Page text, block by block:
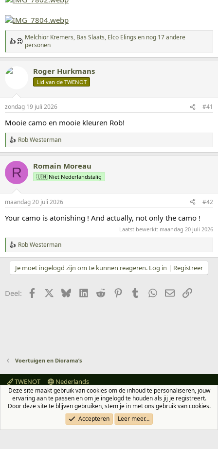
W
a
a
r
d
i
n
g
e
Melchior Kremers, Bas Slaats, Elco Elings en nog 17 andere
personen
Roger Hurkmans
Lid van de TWENOT
zondag 19 juli 2026 #41
Mooie camo en mooie kleuren Rob!
W
a
r
e
n
e
:
Rob Westerman
R Romain Moreau
🇺🇳 Niet Nederlandstalig
maandag 20 juli 2026 #42
Your camo is atonishing ! And actually, not only the camo !
Laatst bewerkt: maandag 20 juli 2026
W
a
a
r
Rob Westerman
Je moet ingelogd zijn om te kunnen reageren. Log in | Registreer
Deel: Facebook BlueskyLinkedIn
Reddit PinterestTumblrWhatsApp
E-mail
Voertuigen en Diorama’s
TWENOT
Nederlands
Contact
Voorwaarden en regels Privacybeleid
Help
Hoofdpagina
R
S
Community platform by XenForo® © 2010-2026 XenForo Ltd.
Deze site maakt gebruik van cookies om de inhoud te personaliseren, jouw
ervaring aan te passen en om je ingelogd te houden als jij je registreert.
Door deze site te blijven gebruiken, stem je in met ons gebruik van cookies.
Accepteren
Leer meer…